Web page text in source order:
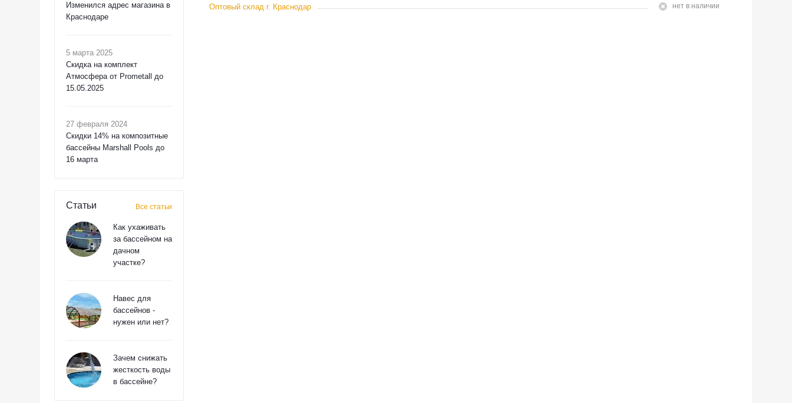
Изменился адрес магазина в
Краснодаре
5 марта 2025
Скидка на комплект
Атмосфера от Prometall до
15.05.2025
27 февраля 2024
Скидки 14% на композитные
бассейны Marshall Pools до
16 марта
Статьи Все статьи
Как ухаживать
за бассейном на
дачном
участке?
Навес для
бассейнов -
нужен или нет?
Зачем снижать
жесткость воды
в бассейне?
Оптовый склад г. Краснодар Нет в наличии